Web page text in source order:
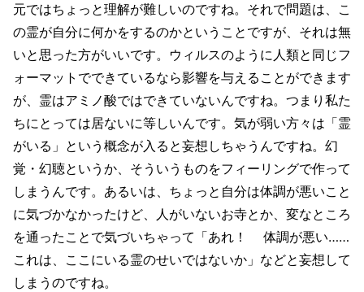
元ではちょっと理解が難しいのですね。それで問題は、こ
の霊が自分に何かをするのかということですが、それは無
いと思った方がいいです。ウィルスのように人類と同じフ
ォーマットでできているなら影響を与えることができます
が、霊はアミノ酸ではできていないんですね。つまり私た
ちにとっては居ないに等しいんです。気が弱い方々は「霊
がいる」という概念が入ると妄想しちゃうんですね。幻
覚・幻聴というか、そういうものをフィーリングで作って
しまうんです。あるいは、ちょっと自分は体調が悪いこと
に気づかなかったけど、人がいないお寺とか、変なところ
を通ったことで気づいちゃって「あれ！ 体調が悪い……
これは、ここにいる霊のせいではないか」などと妄想して
しまうのですね。